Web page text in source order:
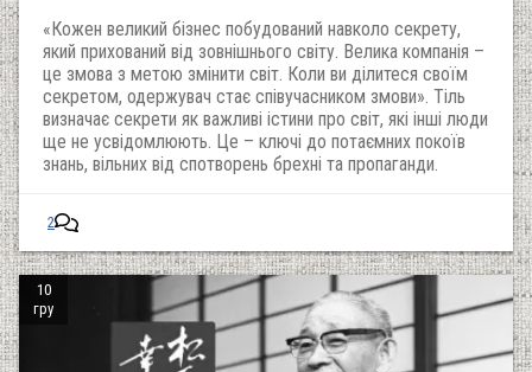
«Кожен великий бізнес побудований навколо секрету,
який прихований від зовнішнього світу. Велика компанія –
це змова з метою змінити світ. Коли ви ділитеся своїм
секретом, одержувач стає співучасником змови». Тіль
визначає секрети як важливі істини про світ, які інші люди
ще не усвідомлюють. Це – ключі до потаємних покоїв
знань, вільних від спотворень брехні та пропаганди.
2
10
гру